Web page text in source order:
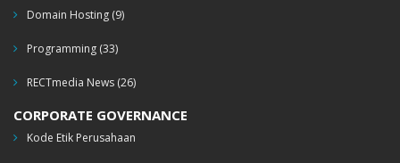
Domain Hosting (9)
Programming (33)
RECTmedia News (26)
CORPORATE GOVERNANCE
Kode Etik Perusahaan